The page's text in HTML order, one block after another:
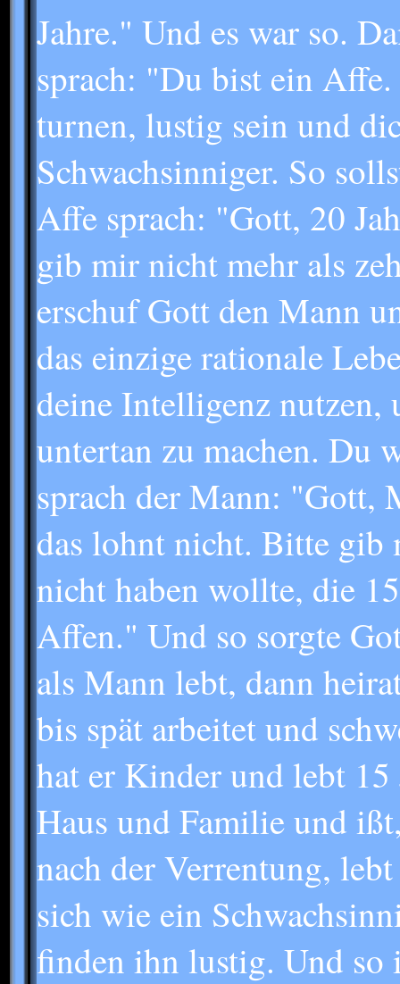
Jahre." Und es war so.
sprach: "Du bist ein
turnen, lustig sein und
Schwachsinniger. So
Affe sprach: "Gott, 20
gib mir nicht mehr als
erschuf Gott den Mann
das einzige rationale
deine Intelligenz nutzen,
untertan zu machen. Du
sprach der Mann: "Gott,
das lohnt nicht. Bitte gib
nicht haben wollte, die
Affen." Und so sorgte
als Mann lebt, dann
bis spät arbeitet und
hat er Kinder und lebt
Haus und Familie und
nach der Verrentung,
sich wie ein
finden ihn lustig. Und so